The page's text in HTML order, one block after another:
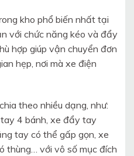
kho phổ biến nhất tại
với chức năng kéo và đẩy
hợp giúp vận chuyển đơn
hẹp, nơi mà xe điện
theo nhiều dạng, như:
4 bánh, xe đẩy tay
tay có thể gấp gọn, xe
thùng… với vô số mục đích